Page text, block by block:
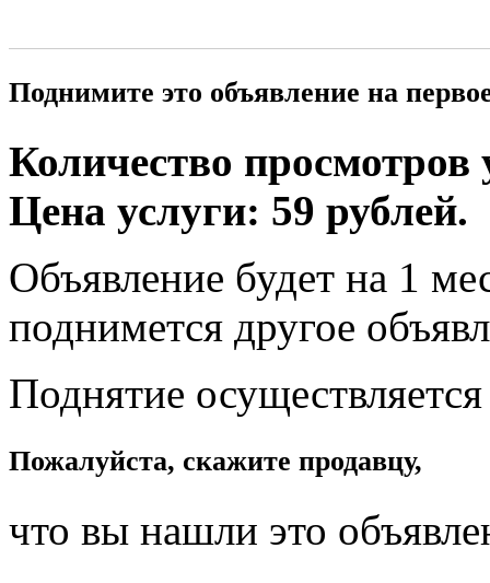
Поднимите это объявление на
Количество просмотров
Цена услуги: 59 рублей.
Объявление будет на 1
поднимется другое
Поднятие
Пожалуйста, скажите продавцу,
что вы нашли это